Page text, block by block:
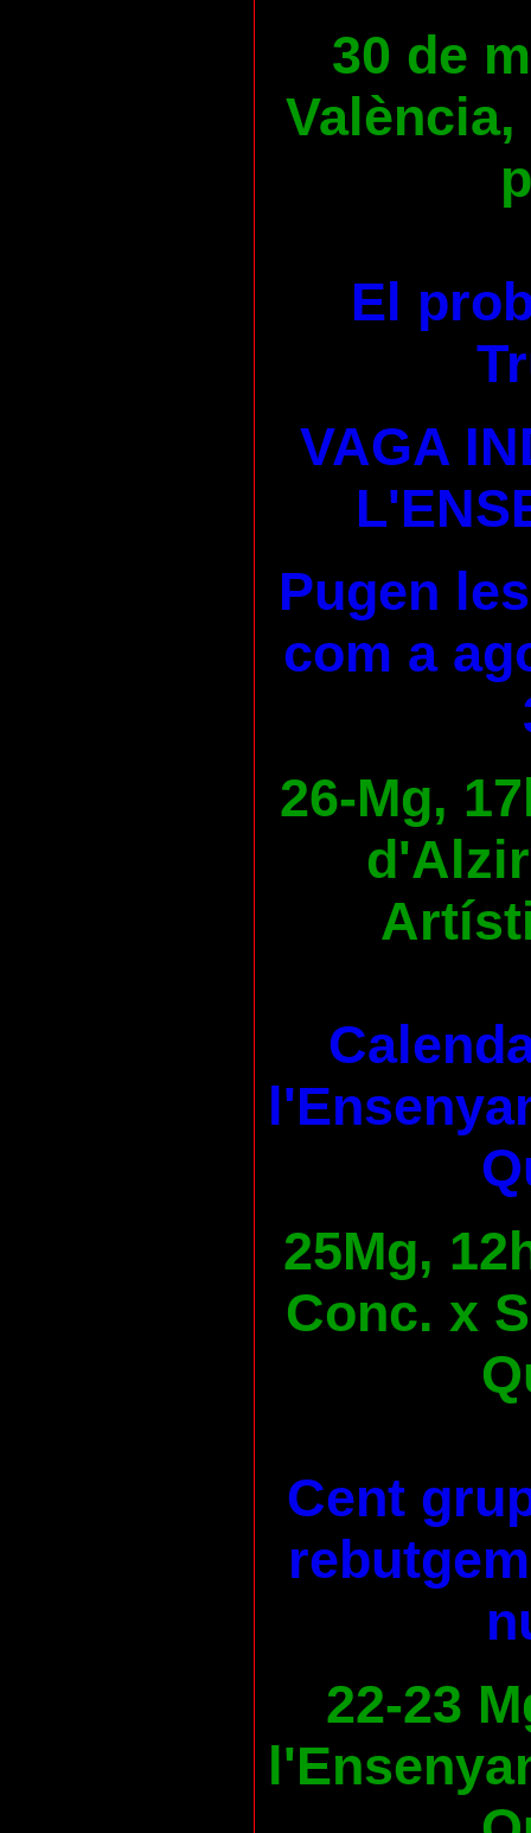
30 de
València,
El
VAGA
Pugen
com a
26-Mg,
25Mg,
Conc. x
Cent
22-23